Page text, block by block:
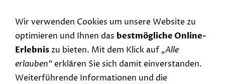
Wir verwenden Cookies um unsere Website zu
optimieren und Ihnen das bestmögliche Online-
Erlebniszu bieten. Mit dem Klick auf „Alle
erlauben“erklären Sie sich damit einverstanden.
Weiterführende Informationen und die